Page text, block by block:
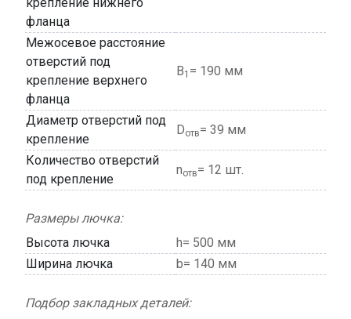
фланца
Межосевое расстояние
отверстий под
крепление верхнего
фланца
В1 = 190 мм
Диаметр отверстий под
крепление
Dотв= 39 мм
Количество отверстий
под крепление
nотв= 12 шт.
Размеры лючка:
Высота лючка
h= 500 мм
Ширина лючка
b= 140 мм
Подбор закладных деталей: